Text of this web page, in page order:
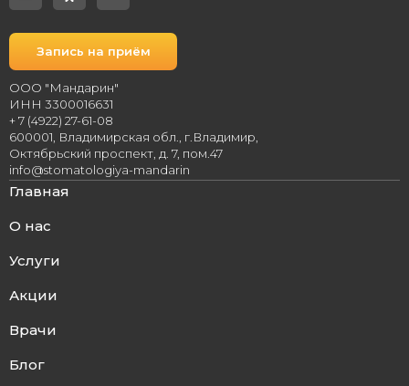
Главная
О нас
Услуги
Акции
Врачи
Блог
Запись на приём
ООО "Мандарин"
ИНН 3300016631
+ 7 (4922) 27-61-08
600001, Владимирская обл., г.Владимир,
Октябрьский проспект, д. 7, пом.47
info@stomatologiya-mandarin